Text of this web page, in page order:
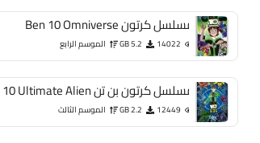
مسلسل كرتون Ben 10 Omniverse
14022
5.2 GB الموسم الرابع
مسلسل كرتون بن تن Ben 10 Ultimate Alien
12449
2.2 GB الموسم الثالث